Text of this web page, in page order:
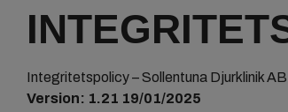
Integritetspolicy – Sollentuna Djurklinik AB
Version: 1.21 19/01/2025